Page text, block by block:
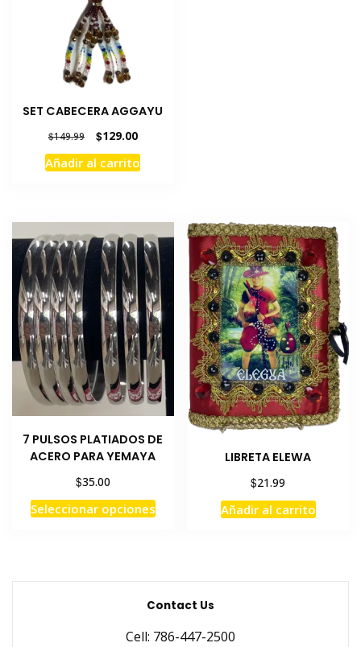
SET CABECERA AGGAYU
$149.99
precio
original
$129.00El
precio
actual
Añadir al carrito
7 PULSOS PLATIADOS DE
ACERO PARA YEMAYA
$35.00
Seleccionar opcionesEste
variantes.
Las
se
LIBRETA ELEWA
$21.99
Añadir al carrito
Contact Us
Cell: 786-447-2500